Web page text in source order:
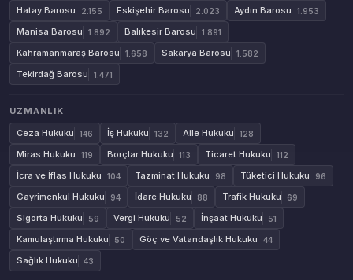
Hatay Barosu 2.155 Eskişehir Barosu 2.023 Aydın Barosu 1.953
Manisa Barosu 1.892 Balıkesir Barosu 1.891
Kahramanmaraş Barosu 1.658 Sakarya Barosu 1.582
Tekirdağ Barosu 1.471
UZMANLIK
Ceza Hukuku
146 İş Hukuku 132 Aile Hukuku 128
Miras Hukuku 119 Borçlar Hukuku 113 Ticaret Hukuku 112
İcra ve İflas Hukuku 104 Tazminat Hukuku 98 Tüketici Hukuku 96
Gayrimenkul Hukuku 94 İdare Hukuku 88 Trafik Hukuku 69
Sigorta Hukuku 59 Vergi Hukuku 52 İnşaat Hukuku 51
Kamulaştırma Hukuku 50 Göç ve Vatandaşlık Hukuku 44
Sağlık Hukuku 43